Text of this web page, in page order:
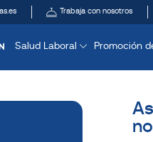
Trabaja con nosotros
Salud Laboral Promoción